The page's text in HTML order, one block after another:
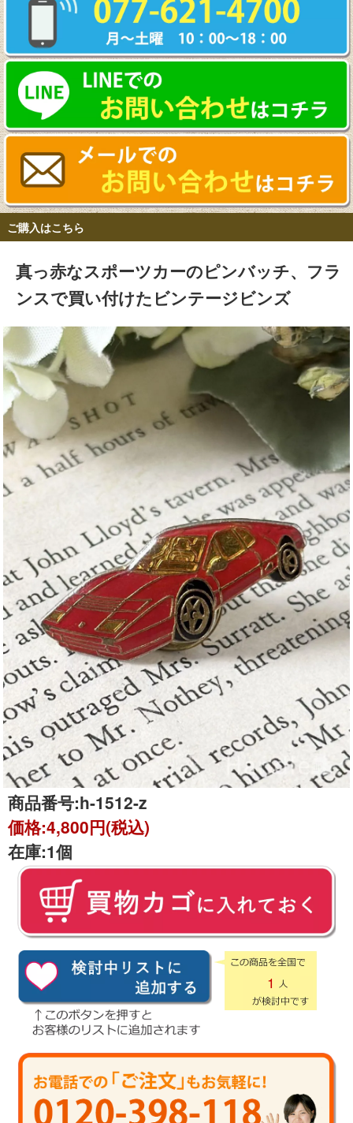
ご購入はこちら
真っ赤なスポーツカーのピンバッチ、フラ
ンスで買い付けたビンテージビンズ
商品番号:h-1512-z
価格:4,800円(税込)
在庫:1個
1